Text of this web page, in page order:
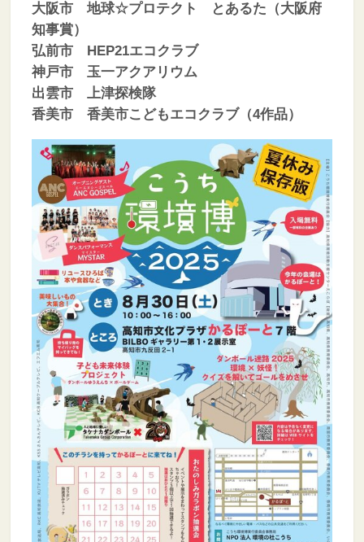
大阪市 地球☆プロテクト とあるた（大阪府
知事賞）
弘前市 HEP21エコクラブ
神戸市 玉一アクアリウム
出雲市 上津探検隊
香美市 香美市こどもエコクラブ（4作品）